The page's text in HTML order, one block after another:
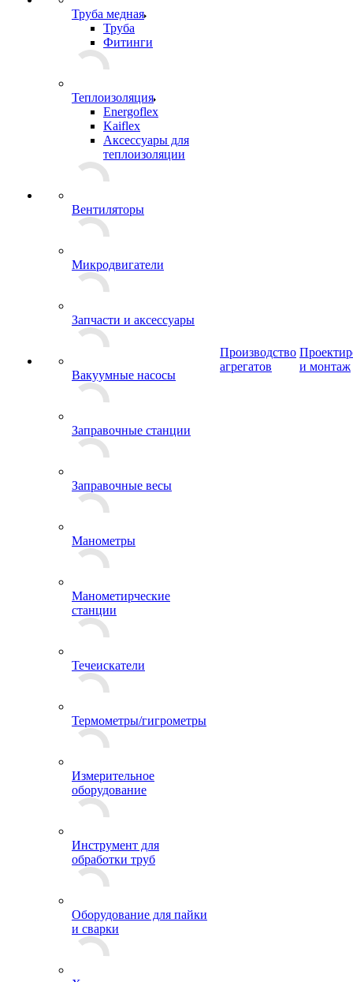
Труба медная
Труба
Фитинги
Теплоизоляция
Energoflex
Kaiflex
Аксессуары для
теплоизоляции
Вентиляторы
Микродвигатели
Запчасти и аксессуары
Вакуумные насосы
Заправочные станции
Заправочные весы
Манометры
Манометирческие
станции
Течеискатели
Термометры/гигрометры
Измерительное
оборудование
Инструмент для
обработки труб
Оборудование для пайки
и сварки
Производство
агрегатов
и монтаж